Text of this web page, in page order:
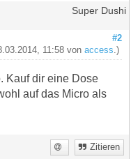
Super Dushi
#2
11:58 vonaccess .)
Kauf dir eine Dose
auf das Micro als
Zitieren